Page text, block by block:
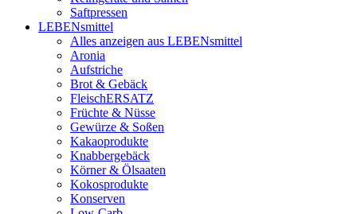
Saftpressen
LEBENsmittel
Alles anzeigen aus LEBENsmittel
Aronia
Aufstriche
Brot & Gebäck
FleischERSATZ
Früchte & Nüsse
Gewürze & Soßen
Kakaoprodukte
Knabbergebäck
Körner & Ölsaaten
Kokosprodukte
Konserven